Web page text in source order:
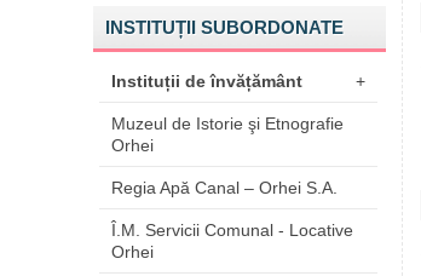
INSTITUȚII SUBORDONATE
Instituții de învățământ +
Muzeul de Istorie şi Etnografie
Orhei
Regia Apă Canal – Orhei S.A.
Î.M. Servicii Comunal - Locative
Orhei